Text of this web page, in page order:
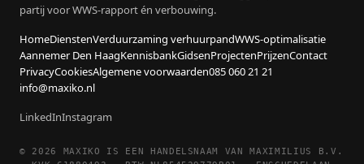
partij voor WWS-rapport én verbouwing.
HomeDienstenVerduurzaming verhuurpandWWS-optimalisatie
Aannemer Den HaagKennisbankGidsenProjectenPrijzenContact
PrivacyCookiesAlgemene voorwaarden085 060 21 21
info@maxiko.nl
LinkedInInstagram
© 2026 MAXIKO IS EEN HANDELSNAAM VAN MAXIMILIUS B.V.